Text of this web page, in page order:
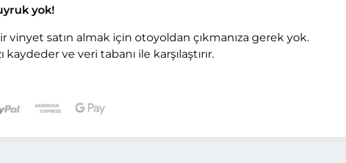
yok!
vinyet satın almak için otoyoldan çıkmanıza gerek yok.
ve veri tabanı ile karşılaştırır.